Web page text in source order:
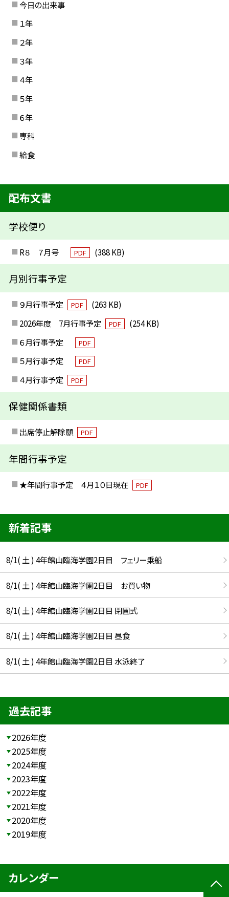
今日の出来事
１年
２年
３年
４年
５年
６年
専科
給食
配布文書
学校便り
R８ ７月号 PDF (388 KB)
月別行事予定
９月行事予定 PDF
(263 KB)
2026年度 7月行事予定
PDF
(254 KB)
６月行事予定
PDF
５月行事予定 PDF
４月行事予定 PDF
保健関係書類
出席停止解除願 PDF
年間行事予定
★年間行事予定 ４月１０日現在 PDF
新着記事
8/1( 土 ) 4年館山臨海学園2日目 フェリー乗船
8/1( 土 ) 4年館山臨海学園2日目 お買い物
8/1( 土 ) 4年館山臨海学園2日目 閉園式
8/1( 土 ) 4年館山臨海学園2日目 昼食
8/1( 土 ) 4年館山臨海学園2日目 水泳終了
過去記事
2026年度
2025年度
2024年度
2023年度
2022年度
2021年度
2020年度
2019年度
カレンダー